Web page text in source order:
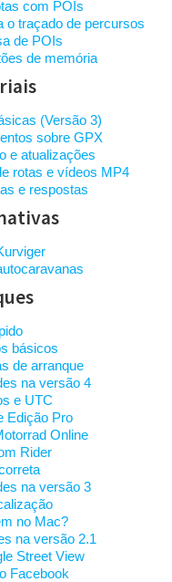
com POIs
o traçado de percursos
de POIs
de memória
(Versão 3)
sobre GPX
e atualizações
rotas e vídeos MP4
e respostas
básicos
de arranque
na versão 4
e UTC
Edição Pro
Online
Rider
na versão 3
no Mac?
na versão 2.1
Street View
Facebook